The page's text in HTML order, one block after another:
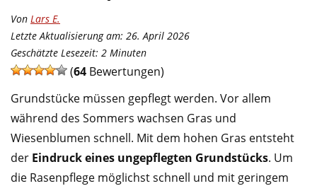
Von Lars E.
Letzte Aktualisierung am: 26. April 2026
Geschätzte Lesezeit: 2 Minuten
(64 Bewertungen)
Grundstücke müssen gepflegt werden. Vor allem
während des Sommers wachsen Gras und
Wiesenblumen schnell. Mit dem hohen Gras entsteht
der Eindruck eines ungepflegten Grundstücks. Um
die Rasenpflege möglichst schnell und mit geringem